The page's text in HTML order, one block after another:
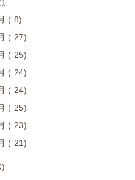
( 8)
( 27)
( 25)
( 24)
( 24)
( 25)
( 23)
( 21)